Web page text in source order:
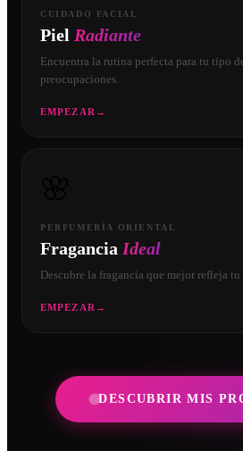
CUIDADO FACIAL
Piel Radiante
Encuentra la rutina perfecta para tu tipo
preocupaciones.
EMPEZAR →
PERFUMERÍA ORIENTAL
Fragancia Ideal
Descubre la fragancia que mejor refleja
EMPEZAR →
DESCUBRIR MIS